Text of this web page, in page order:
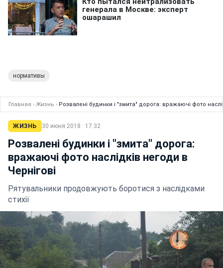
нормативы
Главная › Жизнь › Розвалені будинки і "змита" дорога: вражаючі фото
ЖИЗНЬ 30 июня 2018 · 17:32
Розвалені будинки і "змита" дорога:
вражаючі фото наслідків негоди в
Чернігові
Рятувальники продовжують боротися з наслідками
стихії